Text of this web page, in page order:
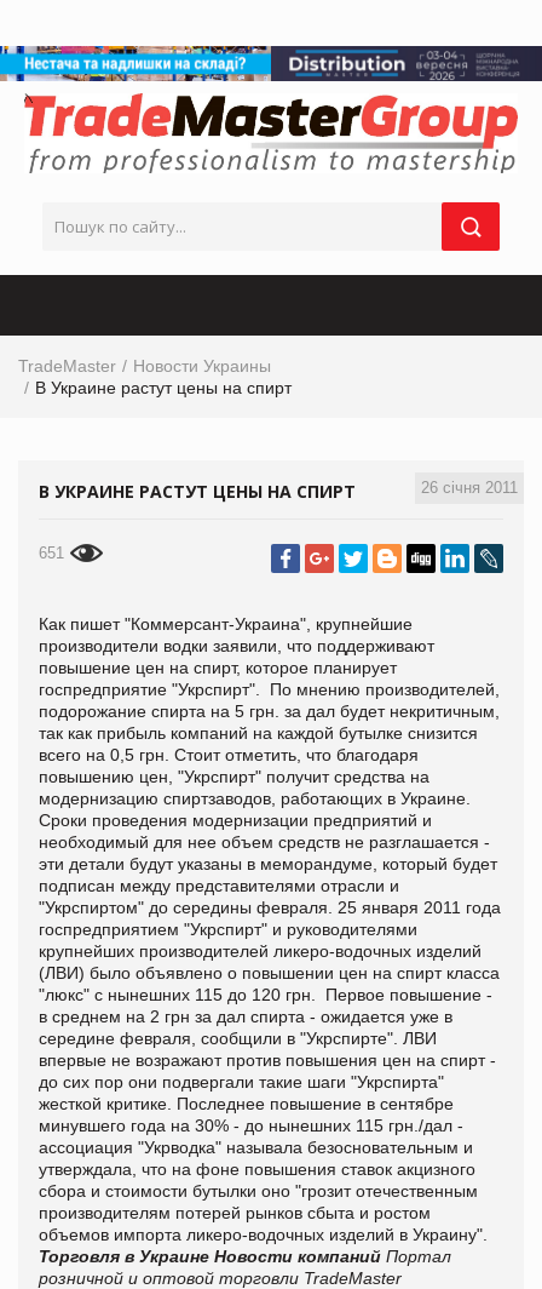
TradeMaster
Новости Украины
В Украине растут цены на спирт
26 січня 2011
В УКРАИНЕ РАСТУТ ЦЕНЫ НА СПИРТ
651
Как пишет "Коммерсант-Украина", крупнейшие
производители водки заявили, что поддерживают
повышение цен на спирт, которое планирует
госпредприятие "Укрспирт". По мнению производителей,
подорожание спирта на 5 грн. за дал будет некритичным,
так как прибыль компаний на каждой бутылке снизится
всего на 0,5 грн. Стоит отметить, что благодаря
повышению цен, "Укрспирт" получит средства на
модернизацию спиртзаводов, работающих в Украине.
Сроки проведения модернизации предприятий и
необходимый для нее объем средств не разглашается -
эти детали будут указаны в меморандуме, который будет
подписан между представителями отрасли и
"Укрспиртом" до середины февраля. 25 января 2011 года
госпредприятием "Укрспирт" и руководителями
крупнейших производителей ликеро-водочных изделий
(ЛВИ) было объявлено о повышении цен на спирт класса
"люкс" с нынешних 115 до 120 грн. Первое повышение -
в среднем на 2 грн за дал спирта - ожидается уже в
середине февраля, сообщили в "Укрспирте". ЛВИ
впервые не возражают против повышения цен на спирт -
до сих пор они подвергали такие шаги "Укрспирта"
жесткой критике. Последнее повышение в сентябре
минувшего года на 30% - до нынешних 115 грн./дал -
ассоциация "Укрводка" называла безосновательным и
утверждала, что на фоне повышения ставок акцизного
сбора и стоимости бутылки оно "грозит отечественным
производителям потерей рынков сбыта и ростом
объемов импорта ликеро-водочных изделий в Украину".
Торговля в Украине Новости компаний Портал
розничной и оптовой торговли TradeMaster